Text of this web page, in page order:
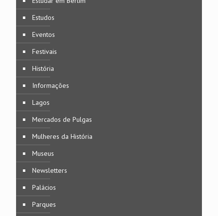
Estudos
Eventos
Festivais
História
Informações
Lagos
Mercados de Pulgas
Mulheres da História
Museus
Newsletters
Palácios
Parques